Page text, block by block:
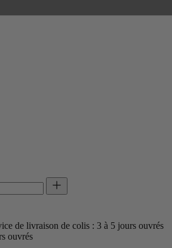
de livraison de colis : 3 à 5 jours ouvrés
ouvrés